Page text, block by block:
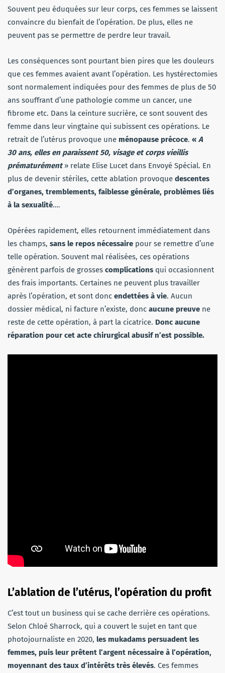
Souvent peu éduquées sur leur corps, ces femmes se laissent
convaincre du bienfait de l’opération. De plus, elles ne
peuvent pas se permettre de perdre leur travail.
Les conséquences sont pourtant bien pires que les douleurs
que ces femmes avaient avant l’opération. Les hystérectomies
sont normalement indiquées pour des femmes de plus de 50
ans souffrant d’une pathologie comme un cancer, une
fibrome etc. Dans la ceinture sucrière, ce sont souvent des
femme dans leur vingtaine qui subissent ces opérations. Le
retrait de l’utérus provoque une ménopause précoce. « A
30 ans, elles en paraissent 50, visage et corps vieillis
prématurément» relate Elise Lucet dans Envoyé Spécial. En
plus de devenir stériles, cette ablation provoque descentes
d’organes, tremblements, faiblesse générale, problèmes liés
à la sexualité….
Opérées rapidement, elles retournent immédiatement dans
les champs, sans le repos nécessaire pour se remettre d’une
telle opération. Souvent mal réalisées, ces opérations
génèrent parfois de grosses complications qui occasionnent
des frais importants. Certaines ne peuvent plus travailler
après l’opération, et sont donc endettées à vie. Aucun
dossier médical, ni facture n’existe, donc aucune preuve ne
reste de cette opération, à part la cicatrice. Donc aucune
réparation pour cet acte chirurgical abusif n’est possible.
L’ablation de l’utérus, l’opération du profit
C’est tout un business qui se cache derrière ces opérations.
Selon Chloé Sharrock, qui a couvert le sujet en tant que
photojournaliste en 2020, les mukadams persuadent les
femmes, puis leur prêtent l’argent nécessaire à l’opération,
moyennant des taux d’intérêts très élevés. Ces femmes